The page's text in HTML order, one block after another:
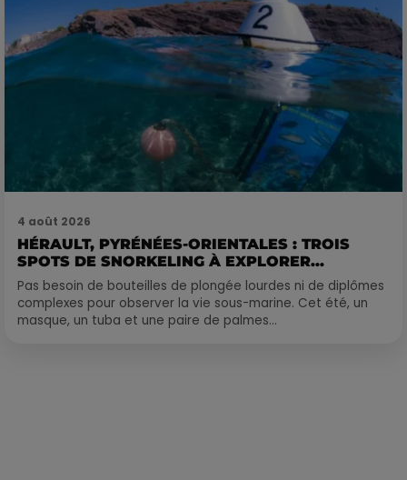
4 août 2026
HÉRAULT, PYRÉNÉES-ORIENTALES : TROIS
SPOTS DE SNORKELING À EXPLORER...
Pas besoin de bouteilles de plongée lourdes ni de diplômes
complexes pour observer la vie sous-marine. Cet été, un
masque, un tuba et une paire de palmes...